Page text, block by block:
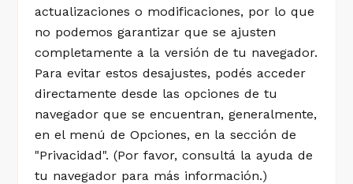
actualizaciones o modificaciones, por lo que
no podemos garantizar que se ajusten
completamente a la versión de tu navegador.
Para evitar estos desajustes, podés acceder
directamente desde las opciones de tu
navegador que se encuentran, generalmente,
en el menú de Opciones, en la sección de
"Privacidad". (Por favor, consultá la ayuda de
tu navegador para más información.)